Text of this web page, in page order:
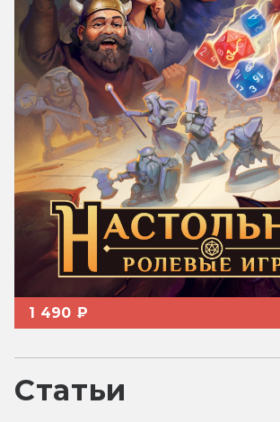
1 490 ₽
Статьи